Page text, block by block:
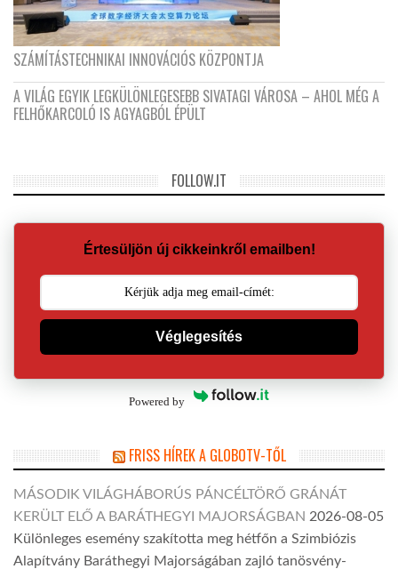
SZÁMÍTÁSTECHNIKAI INNOVÁCIÓS KÖZPONTJA
A VILÁG EGYIK LEGKÜLÖNLEGESEBB SIVATAGI VÁROSA – AHOL MÉG A
FELHŐKARCOLÓ IS AGYAGBÓL ÉPÜLT
FOLLOW.IT
Értesüljön új cikkeinkről emailben!
Véglegesítés
Powered by
FRISS HÍREK A GLOBOTV-TŐL
MÁSODIK VILÁGHÁBORÚS PÁNCÉLTÖRŐ GRÁNÁT
KERÜLT ELŐ A BARÁTHEGYI MAJORSÁGBAN 2026-08-05
Különleges esemény szakította meg hétfőn a Szimbiózis
Alapítvány Baráthegyi Majorságában zajló tanösvény-